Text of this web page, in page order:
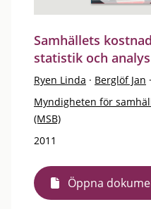
Samhällets
statistik och analys
Ryen Linda · Berglöf Jan ·
Myndigheten för
(MSB)
2011
Öppna